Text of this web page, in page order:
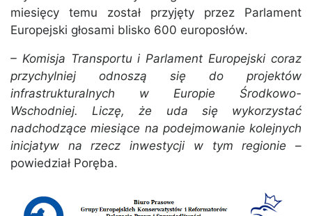
miesięcy temu został przyjęty przez Parlament
Europejski głosami blisko 600 europosłów.
– Komisja Transportu i Parlament Europejski coraz
przychylniej odnoszą się do projektów
infrastrukturalnych w Europie Środkowo-
Wschodniej. Liczę, że uda się wykorzystać
nadchodzące miesiące na podejmowanie kolejnych
inicjatyw na rzecz inwestycji w tym regionie –
powiedział Poręba.